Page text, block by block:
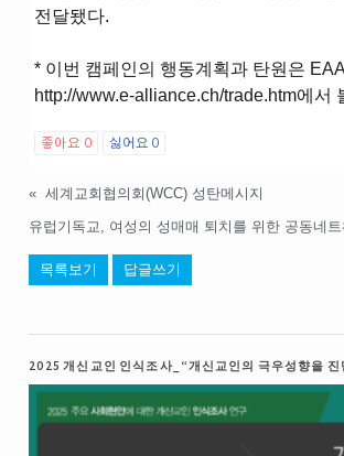
전달됐다.
* 이번 캠페인의 행동계획과 탄원은
http://www.e-alliance.ch/trade.htm에서
좋아요 0 싫어요 0
« 세계교회협의회(WCC) 성탄메시지
유럽기독교, 여성의 성매매 퇴치를 위한 공동네
목록보기 답글쓰기
2025 개신교인 인식조사_“개신교인의 극우성향을 진